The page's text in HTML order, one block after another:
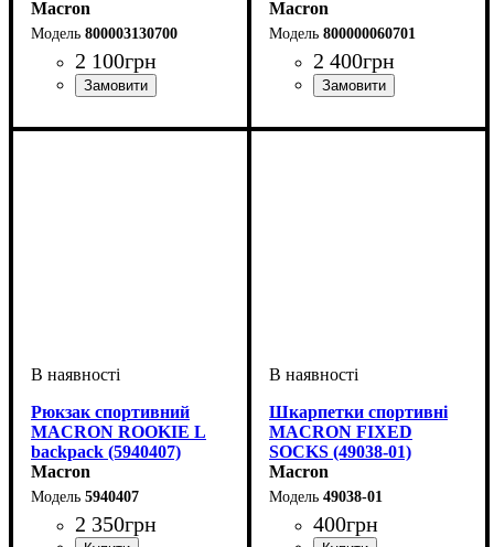
(800003130700)
Macron
800003130700
2 100грн
(800000060701)
Macron
800000060701
2 400грн
Рюкзак спортивний
MACRON ROOKIE L
backpack (5940407)
Macron
5940407
2 350грн
Шкарпетки спортивні
MACRON FIXED
SOCKS (49038-01)
Macron
49038-01
400грн